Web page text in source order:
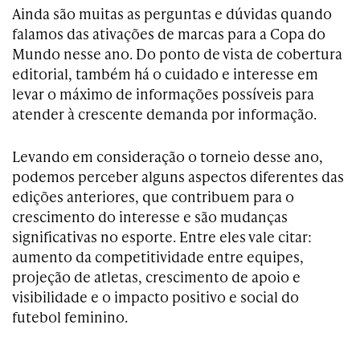
Ainda são muitas as perguntas e dúvidas quando
falamos das ativações de marcas para a Copa do
Mundo nesse ano. Do ponto de vista de cobertura
editorial, também há o cuidado e interesse em
levar o máximo de informações possíveis para
atender à crescente demanda por informação.
Levando em consideração o torneio desse ano,
podemos perceber alguns aspectos diferentes das
edições anteriores, que contribuem para o
crescimento do interesse e são mudanças
significativas no esporte. Entre eles vale citar:
aumento da competitividade entre equipes,
projeção de atletas, crescimento de apoio e
visibilidade e o impacto positivo e social do
futebol feminino.